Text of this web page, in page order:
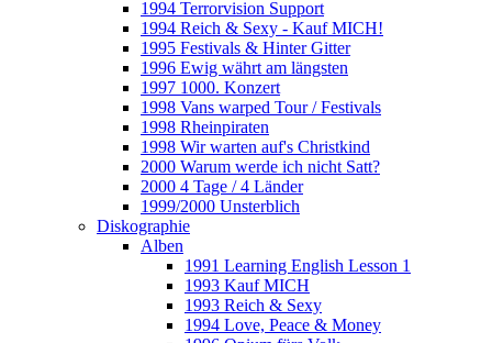
1994 Terrorvision Support
1994 Reich & Sexy - Kauf MICH!
1995 Festivals & Hinter Gitter
1996 Ewig währt am längsten
1997 1000. Konzert
1998 Vans warped Tour / Festivals
1998 Rheinpiraten
1998 Wir warten auf's Christkind
2000 Warum werde ich nicht Satt?
2000 4 Tage / 4 Länder
1999/2000 Unsterblich
Diskographie
Alben
1991 Learning English Lesson 1
1993 Kauf MICH
1993 Reich & Sexy
1994 Love, Peace & Money